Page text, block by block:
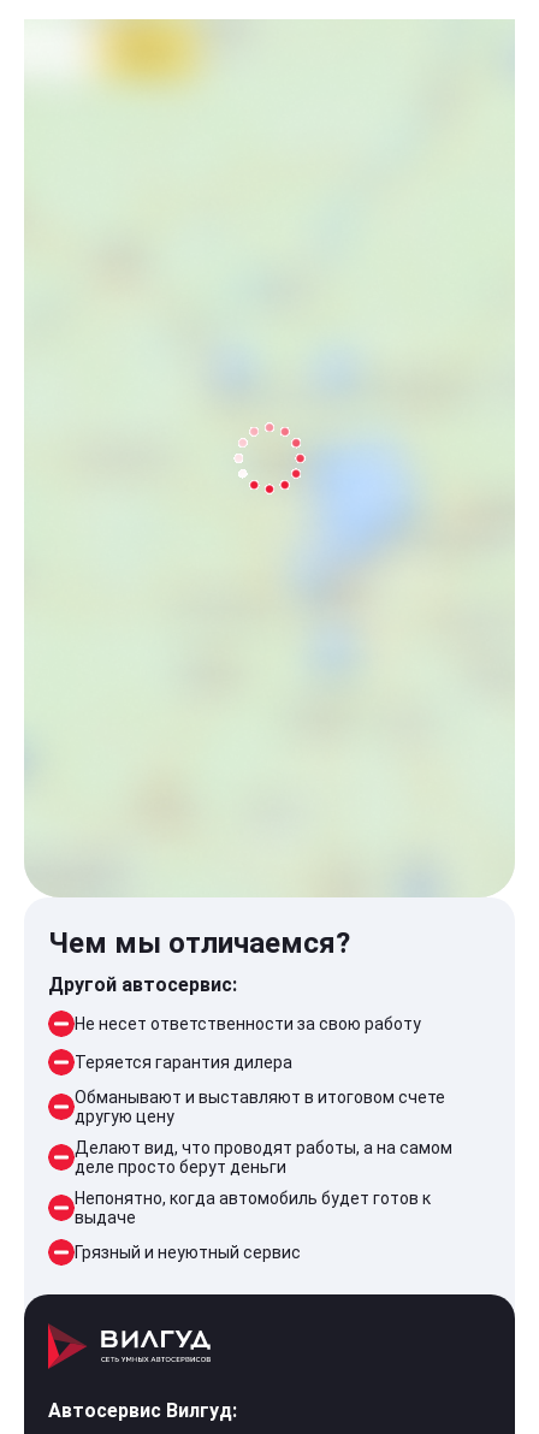
Чем мы отличаемся?
Другой автосервис:
Не несет ответственности за свою работу
Теряется гарантия дилера
Обманывают и выставляют в итоговом счете
другую цену
Делают вид, что проводят работы, а на самом
деле просто берут деньги
Непонятно, когда автомобиль будет готов к
выдаче
Грязный и неуютный сервис
Автосервис Вилгуд: